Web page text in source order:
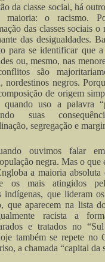
da classe social, há
maioria: o racismo.
das classes sociais o
das desigualdades.
para se identificar que
ou, mesmo, nas
são
nordestinos negros.
de origem
uso a palavra
suas
segregação e
ouvimos falar
negra. Mas o que
a maioria absoluta
os mais atingidos
indígenas, que lideram
que aparecem na lista
racista a
e tratados no
também se repete no
a chamada “capital da